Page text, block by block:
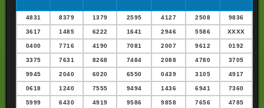
4831 8379 1379 2595 4127 2508 9836
3617 1485 6222 1641 2946 5586 XXXX
0400 7716 4190 7081 2007 9612 0192
3375 7631 8268 7484 2088 4780 3705
9945 2040 6020 6550 0439 3105 4917
0618 1240 7555 9494 1436 6941 7360
5999 6430 4919 9586 9858 7656 4785